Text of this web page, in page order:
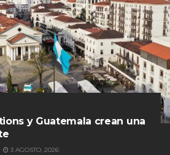
y Guatemala crean una
3 AGOSTO, 2026